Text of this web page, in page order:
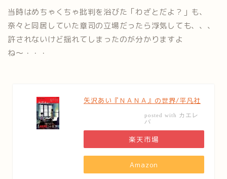
当時はめちゃくちゃ批判を浴びた「わざとだよ？」も、
奈々と同居していた章司の立場だったら浮気しても、、、
許されないけど揺れてしまったのが分かりますよ
ね〜・・・
矢沢あい『ＮＡＮＡ』の世界/平凡社
posted with カエレ
バ
楽天市場
Amazon